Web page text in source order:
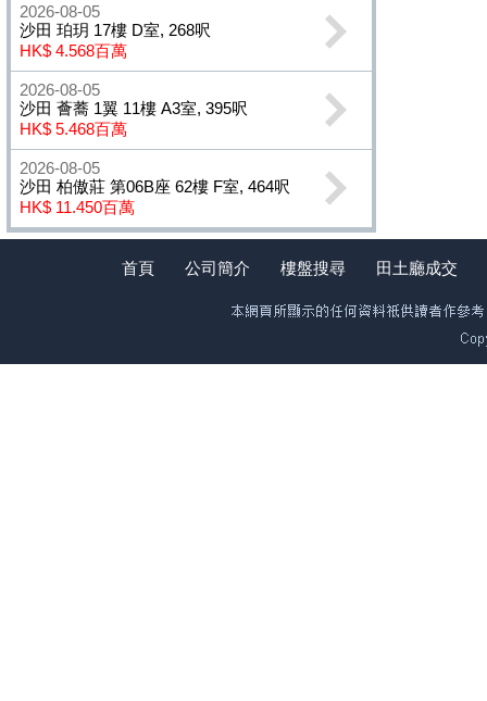
2026-08-05
沙田 珀玥 17樓 D室, 268呎
HK$ 4.568百萬
2026-08-05
沙田 薈蕎 1翼 11樓 A3室, 395呎
HK$ 5.468百萬
2026-08-05
沙田 柏傲莊 第06B座 62樓 F室, 464呎
HK$ 11.450百萬
首頁 公司簡介 樓盤搜尋 田土廳成交